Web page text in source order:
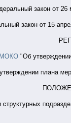
закон от 26
закон от 15
МОКО"Об
плана